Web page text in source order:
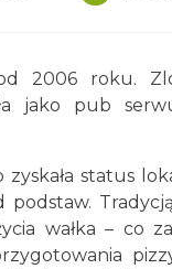
2006 roku.
jako pub
zyskała status
podstaw.
wałka – co